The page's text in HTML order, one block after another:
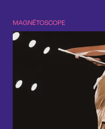
MAGNÉTOSCOPE